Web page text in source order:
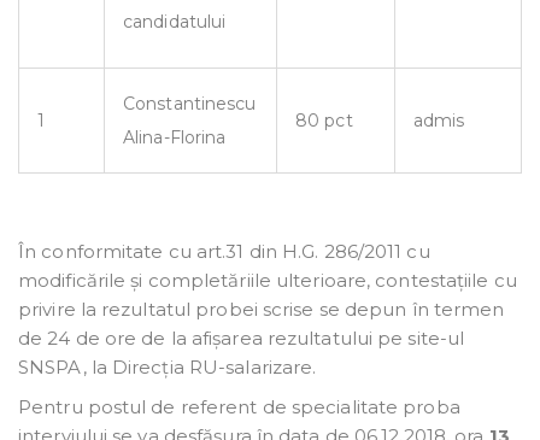
candidatului
1
Constantinescu
Alina-Florina
80 pct admis
În conformitate cu art.31 din H.G. 286/2011 cu
modificările și completăriile ulterioare, contestațiile cu
privire la rezultatul probei scrise se depun în termen
de 24 de ore de la afișarea rezultatului pe site-ul
SNSPA, la Direcția RU-salarizare.
Pentru postul de referent de specialitate proba